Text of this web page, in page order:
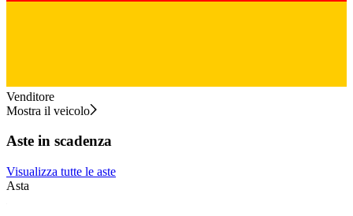
Venditore
Mostra il veicolo
Aste in scadenza
Visualizza tutte le aste
Asta